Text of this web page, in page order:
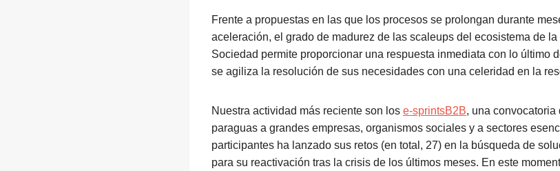
Frente a propuestas en las que los procesos se prolongan durante
aceleración, el grado de madurez de las scaleups del ecosistema de
Sociedad permite proporcionar una respuesta inmediata con lo último
se agiliza la resolución de sus necesidades con una celeridad en la
Nuestra actividad más reciente son los e-sprintsB2B, una
paraguas a grandes empresas, organismos sociales y a sectores
participantes ha lanzado sus retos (en total, 27) en la búsqueda de
para su reactivación tras la crisis de los últimos meses. En este